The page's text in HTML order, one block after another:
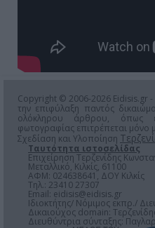
Copyright © 2006-2026 Eidisis.gr -
την επιφύλαξη παντός
ολόκληρου άρθρου, όπως
φωτογραφίας επιτρέπεται μόνο
Σχεδίαση και Υλοποίηση
Ταυτότητα ιστοσελίδας
Επιχείρηση Τερζενίδης
Μεταλλικό, Κιλκίς, 61100
ΑΦΜ: 024638641, ΔΟΥ Κιλκίς
Τηλ.: 23410 27307
Email: eidisis@eidisis.gr
Ιδιοκτήτης/ Νόμιμος εκπρ./
Δικαιούχος domain:
Διευθύντρια σύνταξης: